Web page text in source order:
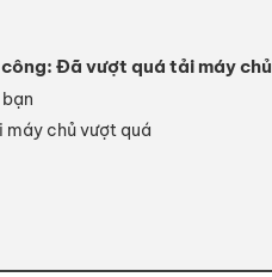
Đã vượt quá tải máy chủ
máy chủ vượt quá